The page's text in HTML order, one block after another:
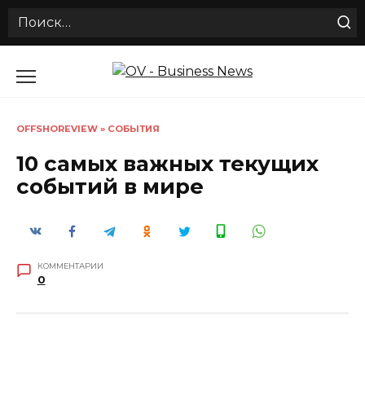
Search
OFFSHOREVIEW » СОБЫТИЯ
10 самых важных текущих
событий в мире
КОММЕНТАРИИ
0